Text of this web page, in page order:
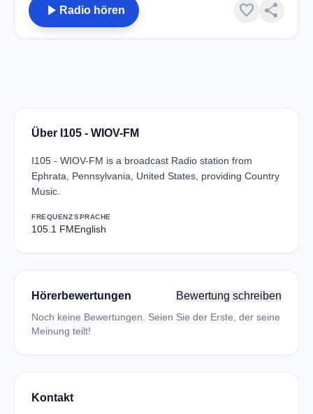
play_arrow Radio hören favorite share
Über I105 - WIOV-FM
I105 - WIOV-FM is a broadcast Radio station from
Ephrata, Pennsylvania, United States, providing Country
Music.
FREQUENZ
105.1 FM
SPRACHE
English
Hörerbewertungen Bewertung schreiben
Noch keine Bewertungen. Seien Sie der Erste, der seine
Meinung teilt!
Kontakt